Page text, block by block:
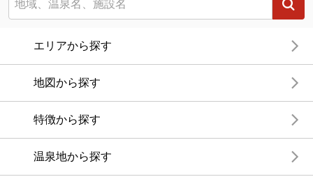
エリアから探す
地図から探す
特徴から探す
温泉地から探す